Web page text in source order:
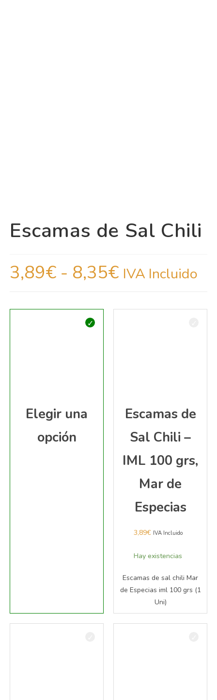
Escamas de Sal Chili
3,89€ - 8,35€ IVA Incluido
Elegir una
opción
Escamas de
Sal Chili –
IML 100 grs,
Mar de
Especias
3,89€ IVA Incluido
Hay existencias
Escamas de sal chili Mar
de Especias iml 100 grs (1
Uni)